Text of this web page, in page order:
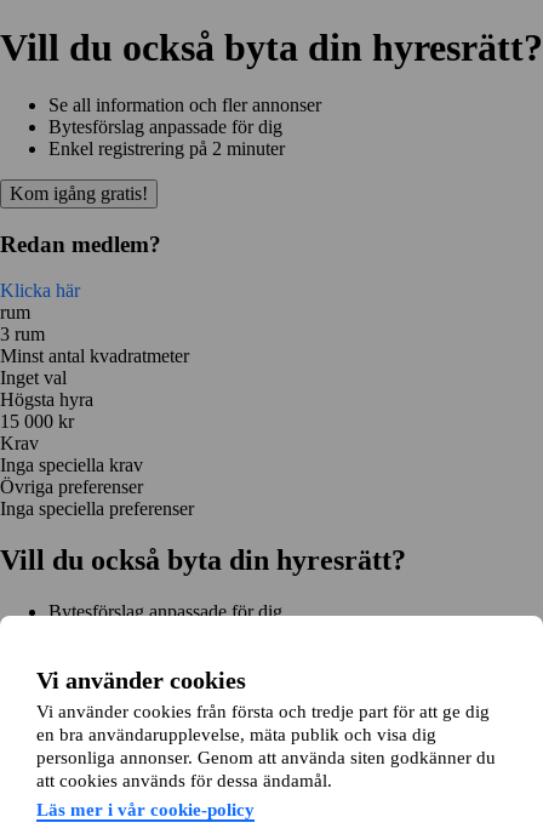
Vi använder cookies
Vi använder cookies från första och tredje part för att ge dig
en bra användarupplevelse, mäta publik och visa dig
personliga annonser. Genom att använda siten godkänner du
att cookies används för dessa ändamål.
Läs mer i vår cookie-policy
Vill du också byta din hyresrätt?
Se all information och fler annonser
Bytesförslag anpassade för dig
Enkel registrering på 2 minuter
Kom igång gratis!
Redan medlem?
Klicka här
rum
3 rum
Minst antal kvadratmeter
Inget val
Högsta hyra
15 000 kr
Krav
Inga speciella krav
Övriga preferenser
Inga speciella preferenser
Vill du också byta din hyresrätt?
Bytesförslag anpassade för dig
Kom igång
Kom igång gratisSök annonser Logga in
Läs mer
Nyheter och tipsBytesansökan
Om lägenhetsbyte.se